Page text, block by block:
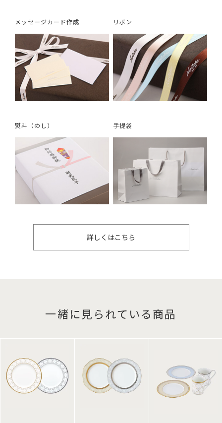
メッセージカード作成 リボン
熨斗（のし） 手提袋
詳しくはこちら
一緒に見られている商品